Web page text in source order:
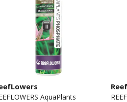
AquaPlants